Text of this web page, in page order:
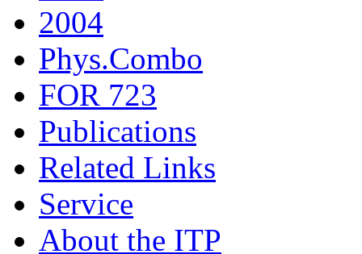
2004
Phys.Combo
FOR 723
Publications
Related Links
Service
About the ITP